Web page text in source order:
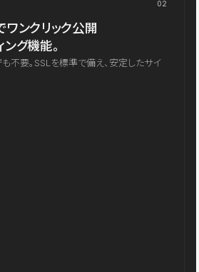
02
ンクリック公開
グ機能。
不要。SSLを標準で備え、安定したサイ